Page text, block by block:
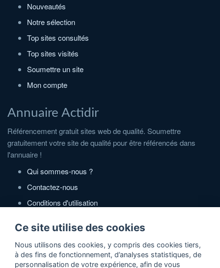
Nouveautés
Notre sélection
Top sites consultés
Top sites visités
Soumettre un site
Mon compte
Annuaire Actidir
Référencement gratuit sites web de qualité. Soumettre
gratuitement votre site de qualité pour être référencés dans
l'annuaire !
Qui sommes-nous ?
Contactez-nous
Conditions d'utilisation
Partenaires
Zone Annonces Gratuites
Ce site utilise des cookies
Nous utilisons des cookies, y compris des cookies tiers,
à des fins de fonctionnement, d’analyses statistiques, de
personnalisation de votre expérience, afin de vous